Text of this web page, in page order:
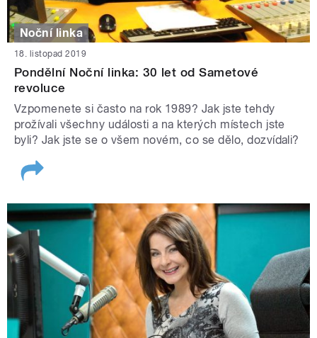
Noční linka
18. listopad 2019
Pondělní Noční linka: 30 let od Sametové
revoluce
Vzpomenete si často na rok 1989? Jak jste tehdy
prožívali všechny události a na kterých místech jste
byli? Jak jste se o všem novém, co se dělo, dozvídali?